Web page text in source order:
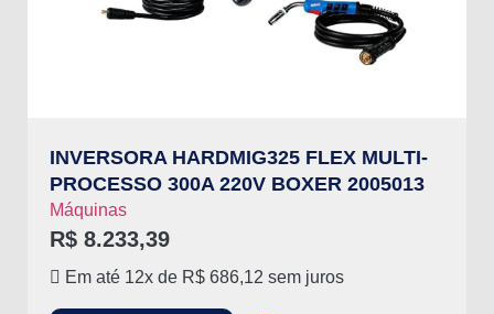
INVERSORA HARDMIG325 FLEX MULTI-
PROCESSO 300A 220V BOXER 2005013
Máquinas
R$ 8.233,39
Em até 12x de R$ 686,12 sem juros